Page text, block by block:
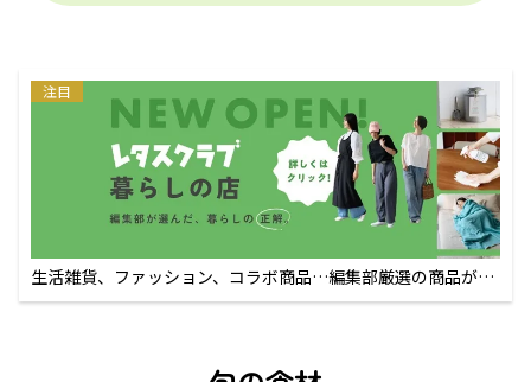
注目
生活雑貨、ファッション、コラボ商品…編集部厳選の商品が買
えるECサイト